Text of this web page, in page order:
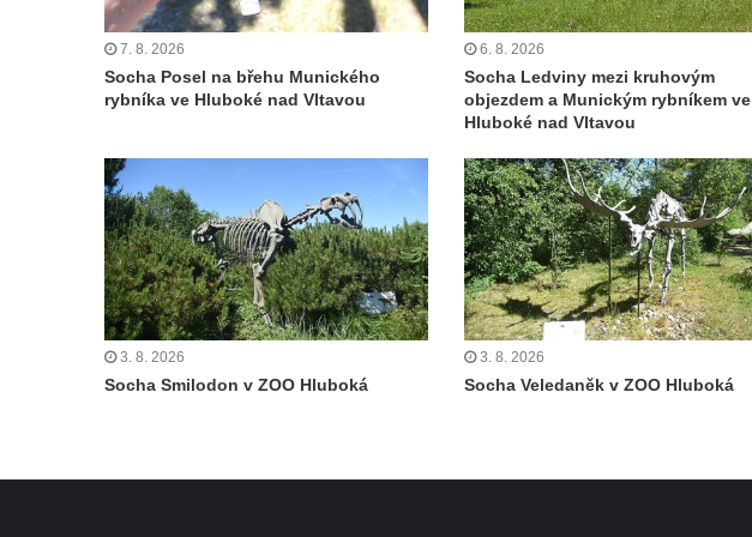
Českých Budějovicích
Památník Otokara Mokrého v parku Na
Sadech v Českých Budějovicích
Socha Civilizovaní na Husově třídě v
Českých Budějovicích
Socha svatého Jana Nepomuckého Na
Sadech u Mlýnské stoky v Českých
Budějovicích
Sochy brouků u Mlýnské stoky v Českých
Budějovicích
Budějovicích
7. 8. 2026
Socha Posel na břehu Munického
rybníka ve Hluboké nad Vltavou
6. 8. 2026
Socha Ledviny mezi kruhovým
objezdem a Munickým rybníkem ve
Hluboké nad Vltavou
3. 8. 2026
Socha Smilodon v ZOO Hluboká
3. 8. 2026
Socha Veledaněk v ZOO Hluboká